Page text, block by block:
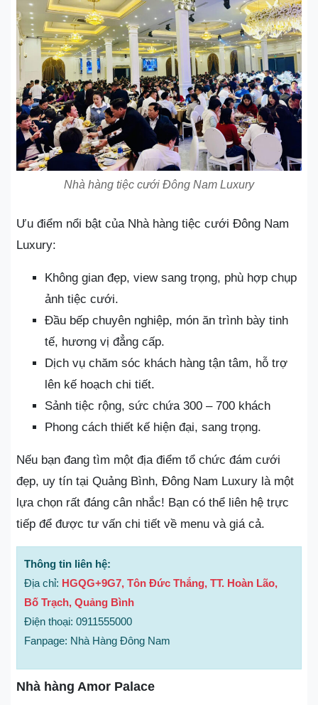
Nhà hàng tiệc cưới Đông Nam Luxury
Ưu điểm nổi bật của Nhà hàng tiệc cưới Đông Nam
Luxury:
Không gian đẹp, view sang trọng, phù hợp chụp
ảnh tiệc cưới.
Đầu bếp chuyên nghiệp, món ăn trình bày tinh
tế, hương vị đẳng cấp.
Dịch vụ chăm sóc khách hàng tận tâm, hỗ trợ
lên kế hoạch chi tiết.
Sảnh tiệc rộng, sức chứa 300 – 700 khách
Phong cách thiết kế hiện đại, sang trọng.
Nếu bạn đang tìm một địa điểm tổ chức đám cưới
đẹp, uy tín tại Quảng Bình, Đông Nam Luxury là một
lựa chọn rất đáng cân nhắc! Bạn có thể liên hệ trực
tiếp để được tư vấn chi tiết về menu và giá cả.
Thông tin liên hệ:
Địa chỉ: HGQG+9G7, Tôn Đức Thắng, TT. Hoàn Lão,
Bố Trạch, Quảng Bình
Điện thoại: 0911555000
Fanpage: Nhà Hàng Đông Nam
Nhà hàng Amor Palace